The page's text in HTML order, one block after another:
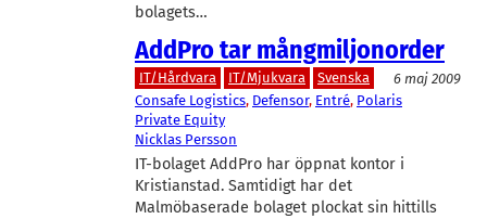
bolagets…
AddPro tar mångmiljonorder
IT/Hårdvara IT/Mjukvara Svenska
6 maj 2009
Consafe Logistics, Defensor, Entré, Polaris
Private Equity
Nicklas Persson
IT-bolaget AddPro har öppnat kontor i
Kristianstad. Samtidigt har det
Malmöbaserade bolaget plockat sin hittills